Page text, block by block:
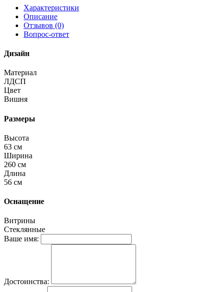
Характеристики
Описание
Отзывов (0)
Вопрос-ответ
Дизайн
Материал
ЛДСП
Цвет
Вишня
Размеры
Высота
63 см
Ширина
260 см
Длина
56 см
Оснащение
Витрины
Стеклянные
Ваше имя:
Достоинства: